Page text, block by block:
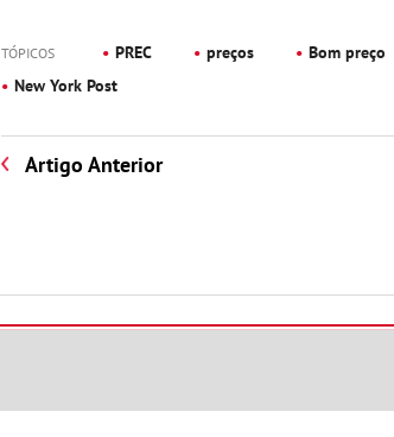
TÓPICOS PREC preços Bom preço
New York Post
Artigo Anterior